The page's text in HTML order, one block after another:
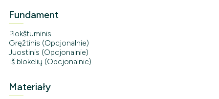
Fundament
Plokštuminis
Gręžtinis (Opcjonalnie)
Juostinis (Opcjonalnie)
Iš blokelių (Opcjonalnie)
Materiały